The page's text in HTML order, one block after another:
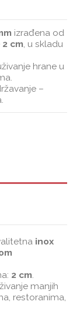
izrađena od
2 cm, u skladu
hrane u
–
inox
2 cm.
manjih
restoranima,